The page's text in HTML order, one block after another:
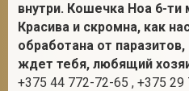
внутри. Кошечка Ноа 6-
Красива и скромна, как
обработана от
ждет тебя, любящий
+375 44 772-72-65 , +375